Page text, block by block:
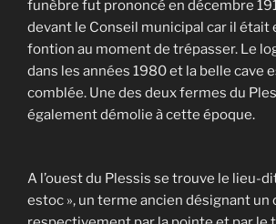
funèbre fut prononcé en décembre
devant le Conseil municipal car il était
fontion au moment de trépasser. Le
dans les années 1980 et la belle cave
comblée. Une des deux fermes du
également démolie à cette époque.
A l’ouest du Plessis se trouve le lieu-dit
estoc », un terme ancien désignant un